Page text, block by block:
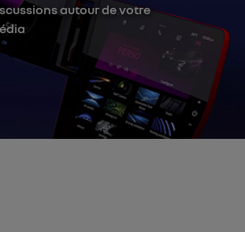
autour de votre